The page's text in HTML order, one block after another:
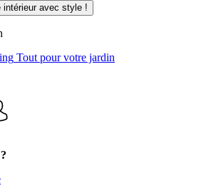
Tout pour votre jardin